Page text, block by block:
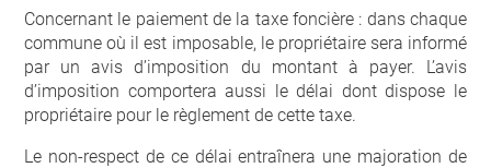
Concernant le paiement de la taxe foncière : dans chaque
commune où il est imposable, le propriétaire sera informé
par un avis d’imposition du montant à payer. L’avis
d’imposition comportera aussi le délai dont dispose le
propriétaire pour le règlement de cette taxe.
Le non-respect de ce délai entraînera une majoration de